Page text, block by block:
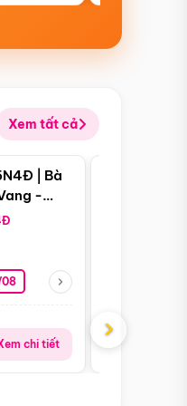
Xem tất cả
09
nổi bật
| Bà
-
chi tiết
Giá từ:
›